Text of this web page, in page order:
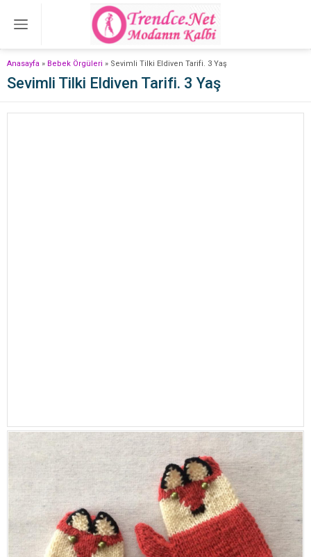
Anasayfa » Bebek Örgüleri » Sevimli Tilki Eldiven Tarifi. 3 Yaş
Sevimli Tilki Eldiven Tarifi. 3 Yaş